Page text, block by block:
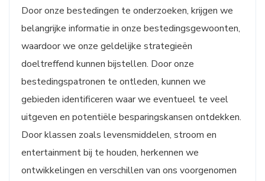
Door onze bestedingen te onderzoeken, krijgen we
belangrijke informatie in onze bestedingsgewoonten,
waardoor we onze geldelijke strategieën
doeltreffend kunnen bijstellen. Door onze
bestedingspatronen te ontleden, kunnen we
gebieden identificeren waar we eventueel te veel
uitgeven en potentiële besparingskansen ontdekken.
Door klassen zoals levensmiddelen, stroom en
entertainment bij te houden, herkennen we
ontwikkelingen en verschillen van ons voorgenomen